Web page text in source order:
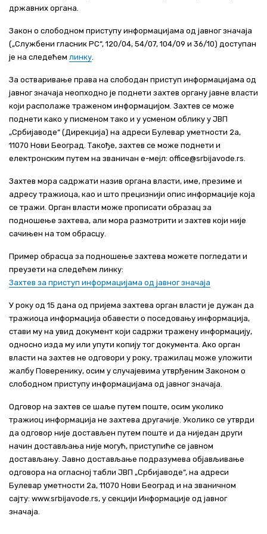
државних органа.
Закон о слободном приступу информацијама од јавног значаја
(„Службени гласник РС“, 120/04, 54/07, 104/09 и 36/10) доступан
је на следећем линку.
За остваривање права на слободан приступ информацијама од
јавног значаја неопходно је поднети захтев органу јавне власти
који располаже траженом информацијом. Захтев се може
поднети како у писменом тако и у усменом облику у ЈВП
„Србијаводе“ (Дирекција) на адреси Булевар уметности 2а,
11070 Нови Београд. Такође, захтев се може поднети и
електронским путем на званичан е-мејл: office@srbijavode.rs.
Захтев мора садржати назив органа власти, име, презиме и
адресу тражиоца, као и што прецизнији опис информације која
се тражи. Орган власти може прописати образац за
подношење захтева, али мора размотрити и захтев који није
сачињен на том обрасцу.
Пример обрасца за подношење захтева можете погледати и
преузети на следећем линку:
Захтев за приступ информацијама од јавног значаја
У року од 15 дана од пријема захтева орган власти је дужан да
тражиоца информација обавести о поседовању информација,
стави му на увид документ који садржи тражену информацију,
односно изда му или упути копију тог документа. Ако орган
власти на захтев не одговори у року, тражилац може уложити
жалбу Поверенику, осим у случајевима утврђеним Законом о
слободном приступу информацијама од јавног значаја.
Одговор на захтев се шаље путем поште, осим уколико
тражиоц информација не захтева другачије. Уколико се утврди
да одговор није достављен путем поште и да ниједан други
начин достављања није могућ, приступиће се јавном
достављању. Јавно достављање подразумева објављивање
одговора на огласној табли ЈВП „Србијаводе“, на адреси
Булевар уметности 2а, 11070 Нови Београд и на званичном
сајту: www.srbijavode.rs, у секцији Информације од јавног
значајa.